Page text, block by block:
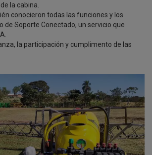
la cabina.
conocieron todas las funciones y los
de Soporte Conectado, un servicio que
la participación y cumplimento de las